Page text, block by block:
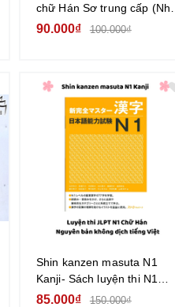
chữ Hán Sơ trung cấp (Nhật
Việt) (Tương đương N4.5)
90.000₫ 100.000₫
Shin kanzen masuta N1
Kanji- Sách luyện thi N1
New Kanzen master Chữ
85.000₫ 150.000₫